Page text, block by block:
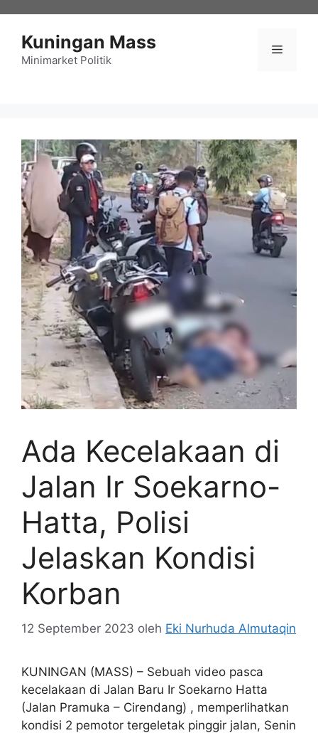
Kuningan Mass
Minimarket Politik
Menu
Ada Kecelakaan di
Jalan Ir Soekarno-
Hatta, Polisi
Jelaskan Kondisi
Korban
12 September 2023 oleh Eki Nurhuda Almutaqin
KUNINGAN (MASS) – Sebuah video pasca
kecelakaan di Jalan Baru Ir Soekarno Hatta
(Jalan Pramuka – Cirendang) , memperlihatkan
kondisi 2 pemotor tergeletak pinggir jalan, Senin